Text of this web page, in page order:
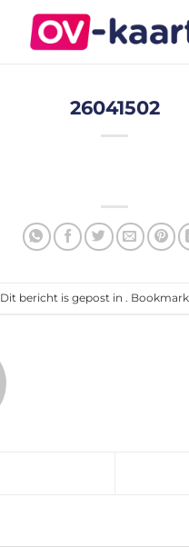
26041502
Dit bericht is gepost in .